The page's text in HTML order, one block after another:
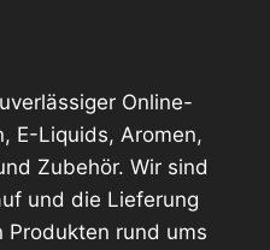
Online-
E-Liquids, Aromen,
Zubehör. Wir sind
und die Lieferung
rund ums